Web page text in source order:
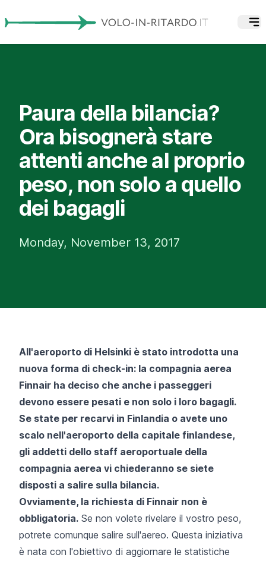
Paura della bilancia?
Ora bisognerà stare
attenti anche al proprio
peso, non solo a quello
dei bagagli
Monday, November 13, 2017
All'aeroporto di Helsinki è stato introdotta una
nuova forma di check-in: la compagnia aerea
Finnair ha deciso che anche i passeggeri
devono essere pesati e non solo i loro bagagli.
Se state per recarvi in Finlandia o avete uno
scalo nell'aeroporto della capitale finlandese,
gli addetti dello staff aeroportuale della
compagnia aerea vi chiederanno se siete
disposti a salire sulla bilancia.
Ovviamente, la richiesta di Finnair non è
obbligatoria. Se non volete rivelare il vostro peso,
potrete comunque salire sull'aereo. Questa iniziativa
è nata con l'obiettivo di aggiornare le statistiche